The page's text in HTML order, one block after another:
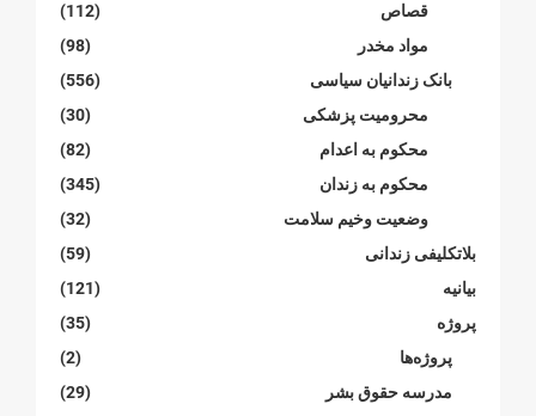
قصاص
(112)
مواد مخدر
(98)
بانک زندانیان سیاسی
(556)
محرومیت پزشکی
(30)
محکوم بە اعدام
(82)
محکوم بە زندان
(345)
وضعیت وخیم سلامت
(32)
بلاتکلیفی زندانی
(59)
بیانیە
(121)
پروژە
(35)
پروژەها
(2)
مدرسە حقوق بشر
(29)